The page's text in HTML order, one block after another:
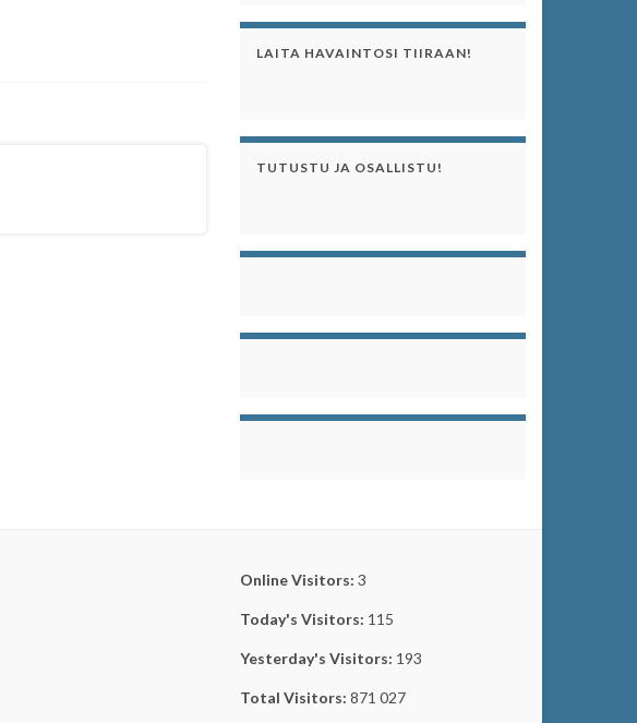
LAITA HAVAINTOSI TIIRAAN!
TUTUSTU JA OSALLISTU!
Online Visitors: 3
Today's Visitors: 115
Yesterday's Visitors: 193
Total Visitors: 871 027